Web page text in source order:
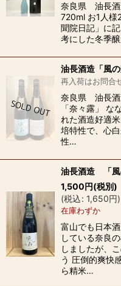
奈良県 油長酒
720ml お1人様
聞院日記」に
考にした冬季
油長酒造「風
再入荷はお問合
奈良県 油長酒
「奈々露」 な
れた酒造好適
培特性で、心
性…
油長酒造 「
1,500円(税別)
(税込: 1,650円)
在庫わずか
富山でも日本
している奈良
しましたが、
う 圧倒的爽快
ら精米…